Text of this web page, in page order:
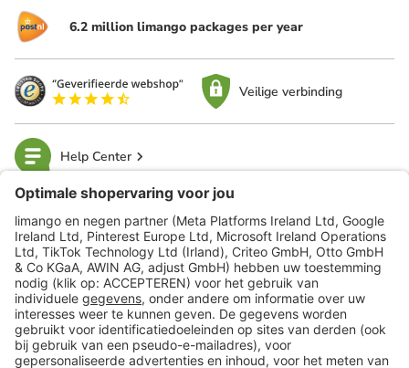
6.2 million limango packages per year
Veilige verbinding
Help Center
limango
Veilig winkelen
Klantenservice
Shop